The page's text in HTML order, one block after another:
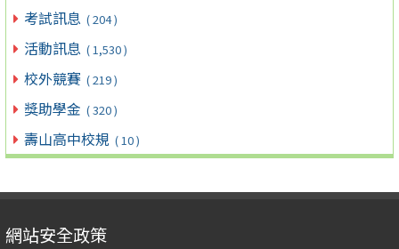
考試訊息 ( 204 )
活動訊息 ( 1,530 )
校外競賽 ( 219 )
獎助學金 ( 320 )
壽山高中校規 ( 10 )
網站安全政策